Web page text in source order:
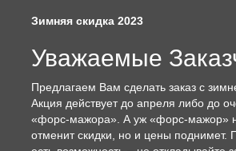
Зимняя скидка 2023
Уважаемые
Предлагаем Вам сделать заказ с
Акция действует до апреля либо до
«форс-мажора». А уж «форс-мажор»
отменит скидки, но и цены поднимет.